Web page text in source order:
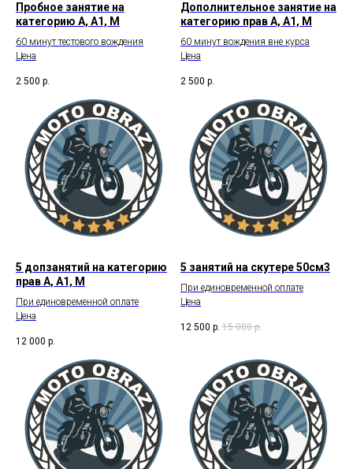
Пробное занятие на
категорию А, А1, М
60 минут тестового вождения
Цена
2 500 р.
Дополнительное занятие на
категорию прав А, А1, М
60 минут вождения вне курса
Цена
2 500 р.
5 допзанятий на категорию
прав А, А1, М
При единовременной оплате
Цена
12 000 р.
5 занятий на скутере 50см3
При единовременной оплате
Цена
12 500 р. 15 000 р.